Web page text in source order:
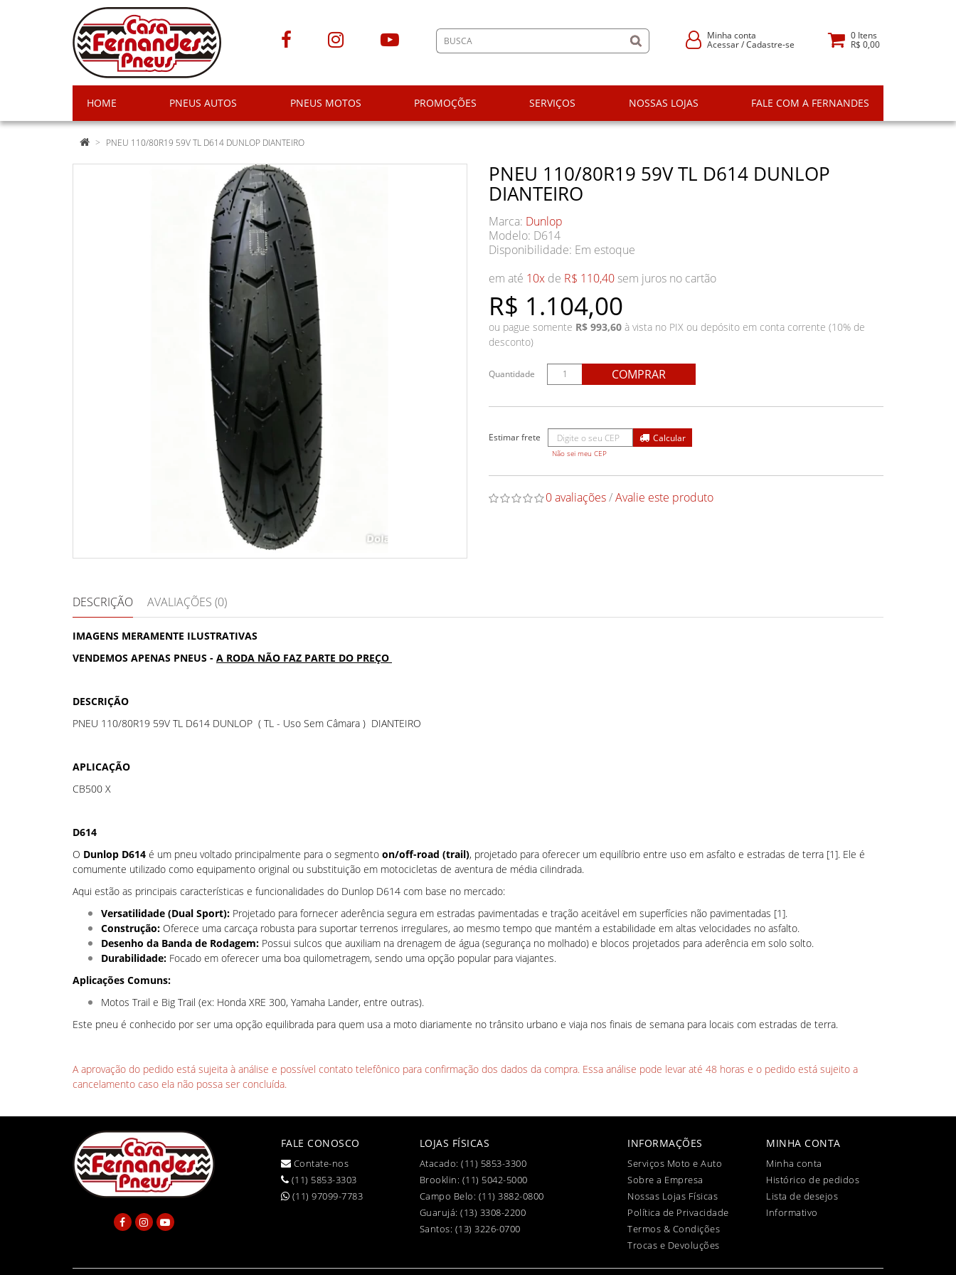
Minha conta
Acessar/Cadastre-se
0Itens
R$ 0,00
HOME PNEUS AUTOS PNEUS MOTOS PROMOÇÕES SERVIÇOS NOSSAS LOJAS FALE COM A FERNANDES
PNEU 110/80R19 59V TL D614 DUNLOP DIANTEIRO
PNEU 110/80R19 59V TL D614 DUNLOP
DIANTEIRO
Marca: Dunlop
Modelo: D614
Disponibilidade: Em estoque
R$ 1.104,00
em até 10x de R$ 110,40 sem juros no cartão
ou pague somente R$ 993,60 à vista no PIX ou depósito em conta corrente (10% de
desconto)
Quantidade COMPRAR
Não sei meu CEP
0 avaliações/Avalie este produto
DESCRIÇÃO AVALIAÇÕES (0)
IMAGENS MERAMENTE ILUSTRATIVAS
VENDEMOS APENAS PNEUS - A RODA NÃO FAZ PARTE DO PREÇO
DESCRIÇÃO
PNEU 110/80R19 59V TL D614 DUNLOP ( TL - Uso Sem Câmara ) DIANTEIRO
APLICAÇÃO
CB500 X
D614
O Dunlop D614 é um pneu voltado principalmente para o segmento on/off-road (trail), projetado para oferecer um equilíbrio entre uso em asfalto e estradas de terra [1]. Ele é
comumente utilizado como equipamento original ou substituição em motocicletas de aventura de média cilindrada.
Aqui estão as principais características e funcionalidades do Dunlop D614 com base no mercado:
Versatilidade (Dual Sport): Projetado para fornecer aderência segura em estradas pavimentadas e tração aceitável em superfícies não pavimentadas [1].
Construção: Oferece uma carcaça robusta para suportar terrenos irregulares, ao mesmo tempo que mantém a estabilidade em altas velocidades no asfalto.
Desenho da Banda de Rodagem: Possui sulcos que auxiliam na drenagem de água (segurança no molhado) e blocos projetados para aderência em solo solto.
Durabilidade: Focado em oferecer uma boa quilometragem, sendo uma opção popular para viajantes.
Aplicações Comuns:
Motos Trail e Big Trail (ex: Honda XRE 300, Yamaha Lander, entre outras).
Este pneu é conhecido por ser uma opção equilibrada para quem usa a moto diariamente no trânsito urbano e viaja nos finais de semana para locais com estradas de terra.
A aprovação do pedido está sujeita à análise e possível contato telefônico para confirmação dos dados da compra. Essa análise pode levar até 48 horas e o pedido está sujeito a
cancelamento caso ela não possa ser concluída.
FALE CONOSCO
Contate-nos
(11) 5853-3303
(11) 97099-7783
LOJAS FÍSICAS
Atacado: (11) 5853-3300
Brooklin: (11) 5042-5000
Campo Belo: (11) 3882-0800
Guarujá: (13) 3308-2200
Santos: (13) 3226-0700
INFORMAÇÕES
Serviços Moto e Auto
Sobre a Empresa
Nossas Lojas Físicas
Política de Privacidade
Termos & Condições
Trocas e Devoluções
MINHA CONTA
Minha conta
Histórico de pedidos
Lista de desejos
Informativo